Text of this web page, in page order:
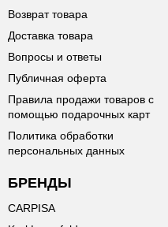
Возврат товара
Доставка товара
Вопросы и ответы
Публичная оферта
Правила продажи товаров с
помощью подарочных карт
Политика обработки
персональных данных
БРЕНДЫ
CARPISA